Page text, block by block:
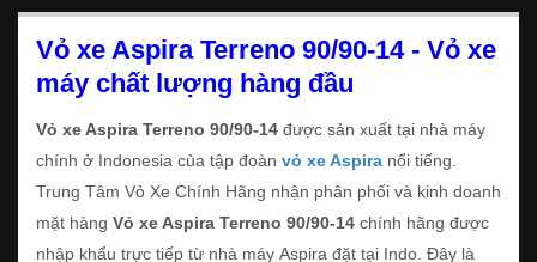
Vỏ xe Aspira Terreno 90/90-14- Vỏ xe
máy chất lượng hàng đầu
Vỏ xe Aspira Terreno 90/90-14 được sản xuất tại nhà máy
chính ở Indonesia của tập đoàn vỏ xe Aspira nổi tiếng.
Trung Tâm Vỏ Xe Chính Hãng nhận phân phối và kinh doanh
mặt hàng Vỏ xe Aspira Terreno 90/90-14 chính hãng được
nhập khẩu trực tiếp từ nhà máy Aspira đặt tại Indo. Đây là